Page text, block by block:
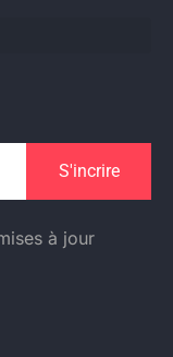
S'incrire
à jour